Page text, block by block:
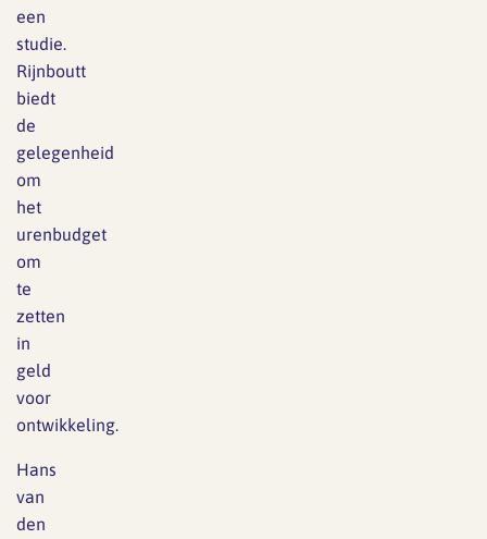
een
studie.
Rijnboutt
biedt
de
gelegenheid
om
het
urenbudget
om
te
zetten
in
geld
voor
ontwikkeling.
Hans
van
den